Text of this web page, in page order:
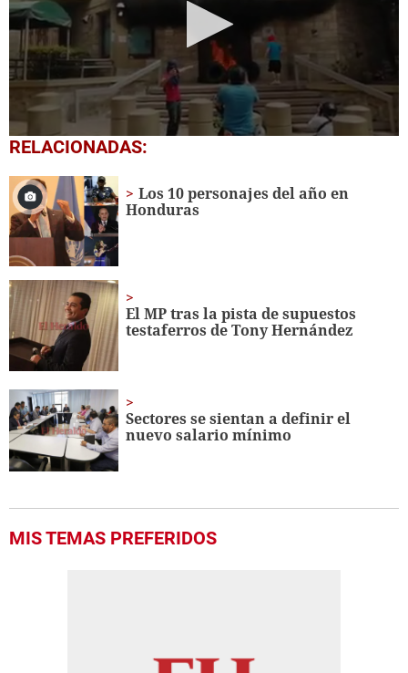
0
seconds
38
seconds
RELACIONADAS:
Los 10 personajes del año en
Honduras
El MP tras la pista de supuestos
testaferros de Tony Hernández
Sectores se sientan a definir el
nuevo salario mínimo
MIS TEMAS PREFERIDOS